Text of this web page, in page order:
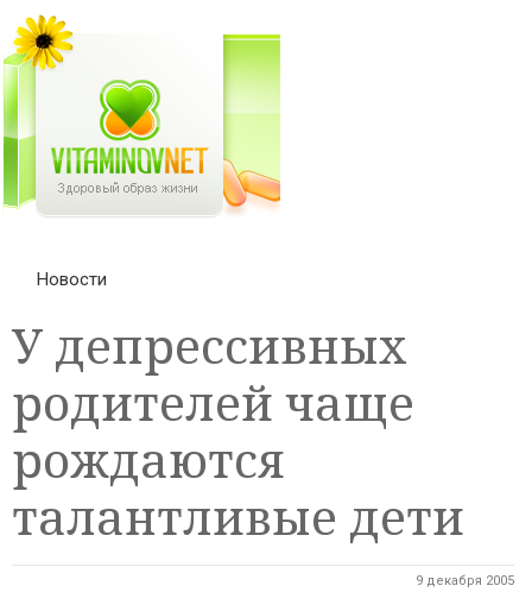
Новости
У депрессивных
родителей чаще
рождаются
талантливые дети
9 декабря 2005